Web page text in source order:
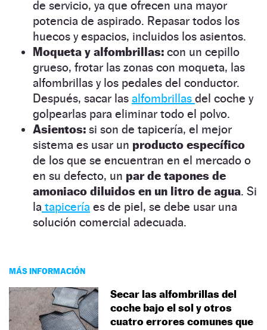
de servicio, ya que ofrecen una mayor
potencia de aspirado. Repasar todos los
huecos y espacios, incluidos los asientos.
Moqueta y alfombrillas: con un cepillo
grueso, frotar las zonas con moqueta, las
alfombrillas y los pedales del conductor.
Después, sacar las alfombrillas del coche y
golpearlas para eliminar todo el polvo.
Asientos: si son de tapicería, el mejor
sistema es usar un producto específico
de los que se encuentran en el mercado o
en su defecto, un par de tapones de
amoniaco diluidos en un litro de agua. Si
la tapicería es de piel, se debe usar una
solución comercial adecuada.
MÁS INFORMACIÓN
Secar las alfombrillas del
coche bajo el sol y otros
cuatro errores comunes que